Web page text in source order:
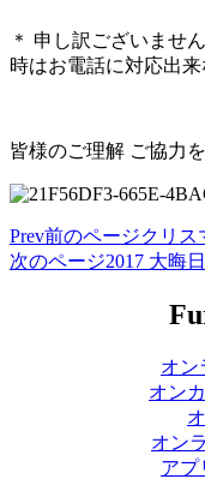
＊ 申し訳ございませ
時はお電話に対応出来
皆様のご理解 ご協力
Prev前のページクリス
次のページ2017 大晦
オン
オン
オン
アプ